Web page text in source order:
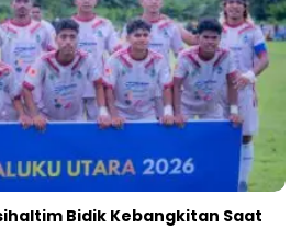
Bidik Kebangkitan Saat